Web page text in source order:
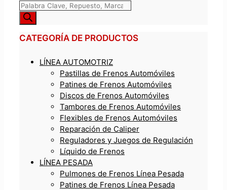
CATEGORÍA DE PRODUCTOS
LÍNEA AUTOMOTRIZ
Pastillas de Frenos Automóviles
Patines de Frenos Automóviles
Discos de Frenos Automóviles
Tambores de Frenos Automóviles
Flexibles de Frenos Automóviles
Reparación de Caliper
Reguladores y Juegos de Regulación
Líquido de Frenos
LÍNEA PESADA
Pulmones de Frenos Línea Pesada
Patines de Frenos Línea Pesada